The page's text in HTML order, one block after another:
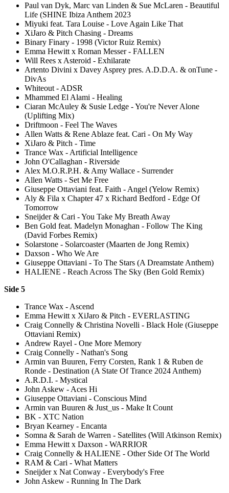
Paul van Dyk, Marc van Linden & Sue McLaren - Beautiful
Life (SHINE Ibiza Anthem 2023
Miyuki feat. Tara Louise - Love Again Like That
XiJaro & Pitch Chasing - Dreams
Binary Finary - 1998 (Victor Ruiz Remix)
Emma Hewitt x Roman Messer - FALLEN
Will Rees x Asteroid - Exhilarate
Artento Divini x Davey Asprey pres. A.D.D.A. & onTune -
DivAs
Whiteout - ADSR
Mhammed El Alami - Healing
Ciaran McAuley & Susie Ledge - You're Never Alone
(Uplifting Mix)
Driftmoon - Feel The Waves
Allen Watts & Rene Ablaze feat. Cari - On My Way
XiJaro & Pitch - Time
Trance Wax - Artificial Intelligence
John O'Callaghan - Riverside
Alex M.O.R.P.H. & Amy Wallace - Surrender
Allen Watts - Set Me Free
Giuseppe Ottaviani feat. Faith - Angel (Yelow Remix)
Aly & Fila x Chapter 47 x Richard Bedford - Edge Of
Tomorrow
Sneijder & Cari - You Take My Breath Away
Ben Gold feat. Madelyn Monaghan - Follow The King
(David Forbes Remix)
Solarstone - Solarcoaster (Maarten de Jong Remix)
Daxson - Who We Are
Giuseppe Ottaviani - To The Stars (A Dreamstate Anthem)
HALIENE - Reach Across The Sky (Ben Gold Remix)
Side 5
Trance Wax - Ascend
Emma Hewitt x XiJaro & Pitch - EVERLASTING
Craig Connelly & Christina Novelli - Black Hole (Giuseppe
Ottaviani Remix)
Andrew Rayel - One More Memory
Craig Connelly - Nathan's Song
Armin van Buuren, Ferry Corsten, Rank 1 & Ruben de
Ronde - Destination (A State Of Trance 2024 Anthem)
A.R.D.I. - Mystical
John Askew - Aces Hi
Giuseppe Ottaviani - Conscious Mind
Armin van Buuren & Just_us - Make It Count
BK - XTC Nation
Bryan Kearney - Encanta
Somna & Sarah de Warren - Satellites (Will Atkinson Remix)
Emma Hewitt x Daxson - WARRIOR
Craig Connelly & HALIENE - Other Side Of The World
RAM & Cari - What Matters
Sneijder x Nat Conway - Everybody's Free
John Askew - Running In The Dark